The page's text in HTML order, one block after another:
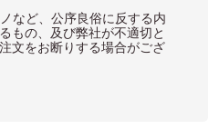
など、公序良俗に反する内
もの、及び弊社が不適切と
文をお断りする場合がござ